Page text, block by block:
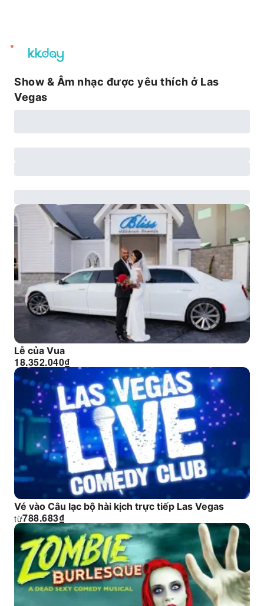
unread
notifications
Show & Âm nhạc được yêu thích ở Las
Vegas
Lễ của Vua
₫
18.352.040
Vé vào Câu lạc bộ hài kịch trực tiếp Las Vegas
₫
788.683
từ